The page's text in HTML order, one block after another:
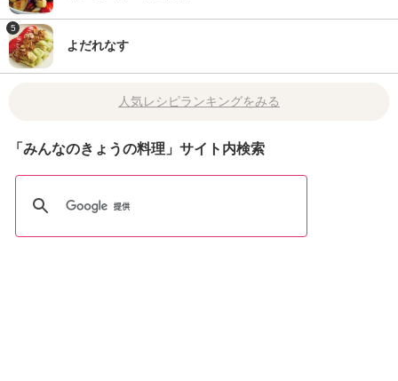
5
よだれなす
人気レシピランキングをみる
「みんなのきょうの料理」サイト内検索